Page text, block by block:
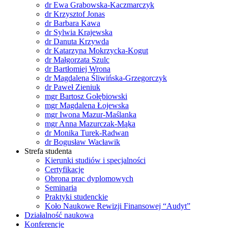
dr Ewa Grabowska-Kaczmarczyk
dr Krzysztof Jonas
dr Barbara Kawa
dr Sylwia Krajewska
dr Danuta Krzywda
dr Katarzyna Mokrzycka-Kogut
dr Małgorzata Szulc
dr Bartłomiej Wrona
dr Magdalena Śliwińska-Grzegorczyk
dr Paweł Zieniuk
mgr Bartosz Gołębiowski
mgr Magdalena Łojewska
mgr Iwona Mazur-Maślanka
mgr Anna Mazurczak-Mąka
dr Monika Turek-Radwan
dr Bogusław Wacławik
Strefa studenta
Kierunki studiów i specjalności
Certyfikacje
Obrona prac dyplomowych
Seminaria
Praktyki studenckie
Koło Naukowe Rewizji Finansowej “Audyt”
Działalność naukowa
Konferencje